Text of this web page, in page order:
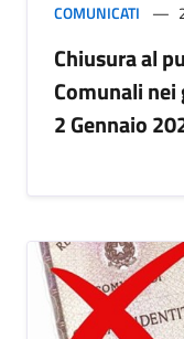
COMUNICATI
Chiusura al
Comunali
2 Gennaio